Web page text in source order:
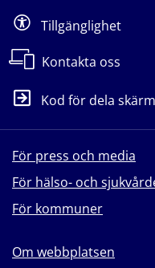
Tillgänglighet
Kontakta oss
Kod för dela skärm
För press och media
För hälso- och
För kommuner
Om webbplatsen